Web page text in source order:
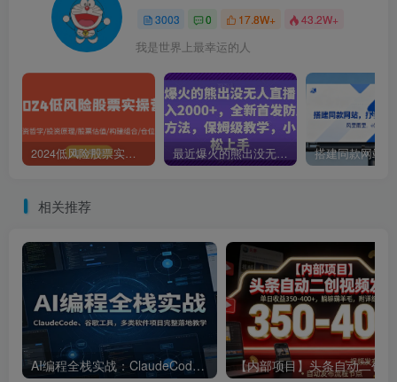
3003 0 17.8W+ 43.2W+
我是世界上最幸运的人
2024低风险股票实操营：投资哲学/投资原理/股票估值/构建组合/仓位控制 最近爆火的熊出没无人直播，轻松日入2000+，全新首发防版权违规方法【揭秘】
相关推荐
AI编程全栈实战：ClaudeCode、谷歌工具，多类软件项目完整落地教学